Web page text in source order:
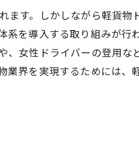
す。しかしながら軽貨物
を導入する取り組みが行
女性ドライバーの登用な
界を実現するためには、